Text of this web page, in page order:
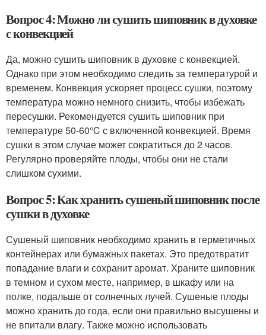
Вопрос 4: Можно ли сушить шиповник в духовке
с конвекцией
Да, можно сушить шиповник в духовке с конвекцией.
Однако при этом необходимо следить за температурой и
временем. Конвекция ускоряет процесс сушки, поэтому
температура можно немного снизить, чтобы избежать
пересушки. Рекомендуется сушить шиповник при
температуре 50-60°C с включенной конвекцией. Время
сушки в этом случае может сократиться до 2 часов.
Регулярно проверяйте плоды, чтобы они не стали
слишком сухими.
Вопрос 5: Как хранить сушеный шиповник после
сушки в духовке
Сушеный шиповник необходимо хранить в герметичных
контейнерах или бумажных пакетах. Это предотвратит
попадание влаги и сохранит аромат. Храните шиповник
в темном и сухом месте, например, в шкафу или на
полке, подальше от солнечных лучей. Сушеные плоды
можно хранить до года, если они правильно высушены и
не впитали влагу. Также можно использовать